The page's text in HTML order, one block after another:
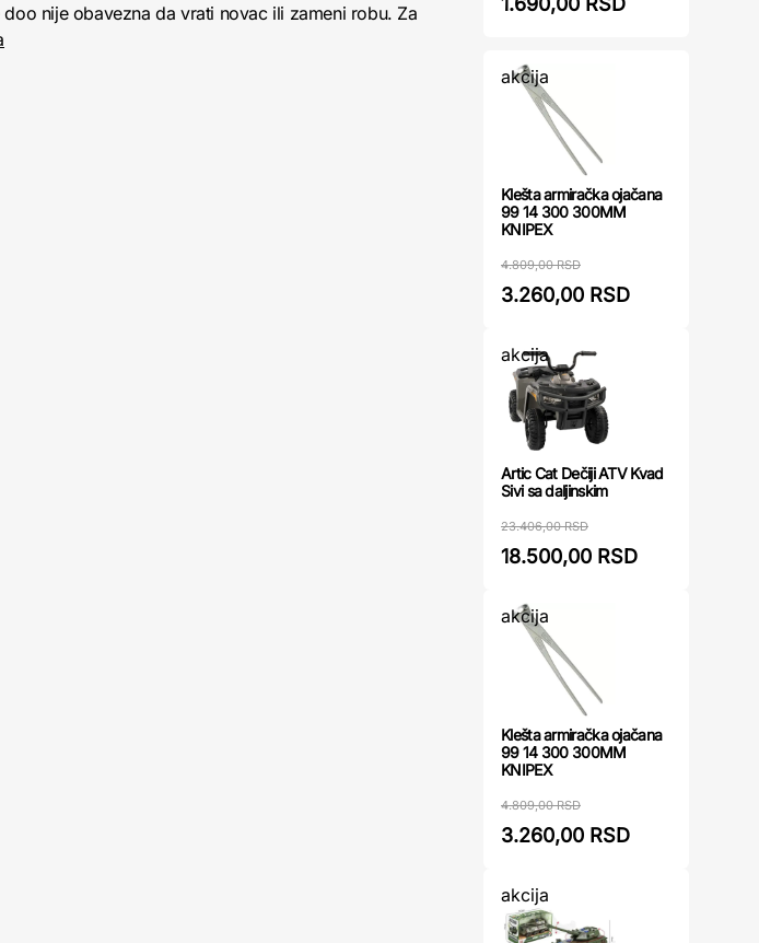
nije obavezna da vrati novac ili zameni robu. Za
akcija
Klešta armiračka ojačana
99 14 300 300MM
KNIPEX
4.809,00 RSD
3.260,00 RSD
akcija
Artic Cat Dečiji ATV Kvad
Sivi sa daljinskim
23.406,00 RSD
18.500,00 RSD
akcija
Klešta armiračka ojačana
99 14 300 300MM
KNIPEX
4.809,00 RSD
3.260,00 RSD
akcija